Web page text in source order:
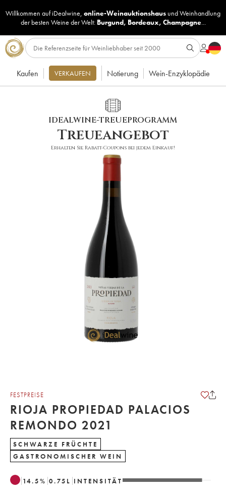
Willkommen auf iDealwine, online-Weinauktionshaus undWeinhandlung
der besten Weine der Welt: Burgund, Bordeaux, Champagne...
Kaufen VERKAUFEN Notierung Wein-Enzyklopädie
IDEALWINE-TREUEPROGRAMM
Treueangebot
Erhalten Sie Rabatt-Coupons bei jedem Einkauf!
FESTPREISE
RIOJA PROPIEDAD PALACIOS
REMONDO 2021
SCHWARZE FRÜCHTE
GASTRONOMISCHER WEIN
14.5% 0.75 L INTENSITÄT